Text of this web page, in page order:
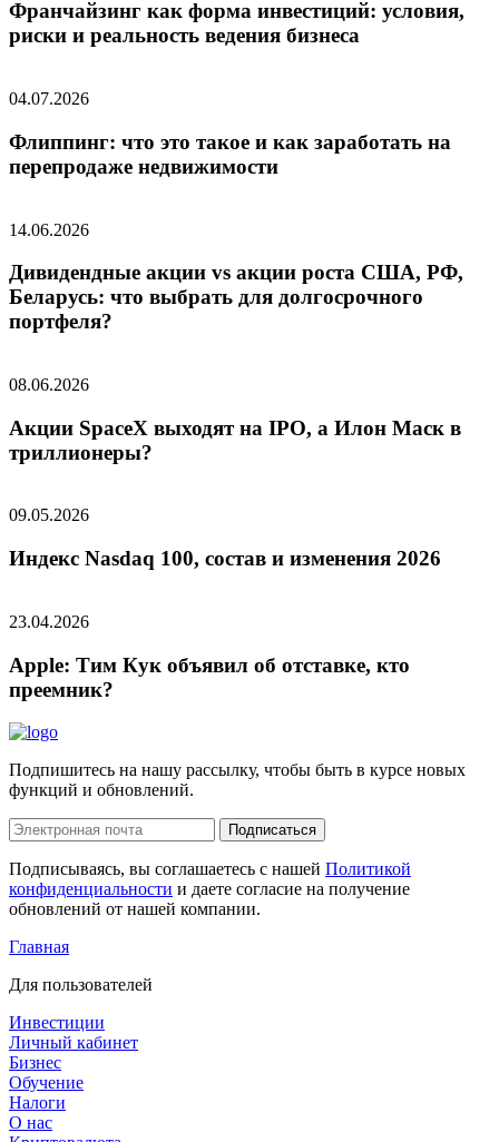
Франчайзинг как форма инвестиций: условия,
риски и реальность ведения бизнеса
04.07.2026
Флиппинг: что это такое и как заработать на
перепродаже недвижимости
14.06.2026
Дивидендные акции vs акции роста США, РФ,
Беларусь: что выбрать для долгосрочного
портфеля?
08.06.2026
Акции SpaceX выходят на IPO, а Илон Маск в
триллионеры?
09.05.2026
Индекс Nasdaq 100, состав и изменения 2026
23.04.2026
Apple: Тим Кук объявил об отставке, кто
преемник?
Подпишитесь на нашу рассылку, чтобы быть в курсе новых
функций и обновлений.
Подписаться
Подписываясь, вы соглашаетесь с нашей Политикой
конфиденциальности и даете согласие на получение
обновлений от нашей компании.
Главная
Для пользователей
Инвестиции
Личный кабинет
Бизнес
Обучение
Налоги
О нас